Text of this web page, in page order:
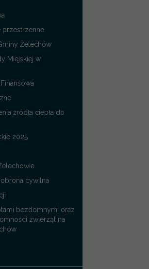
przestrzenne
Żelechów
Miejskiej w
źródła ciepła do
2025
cywilna
bezdomnymi oraz
zwierząt na